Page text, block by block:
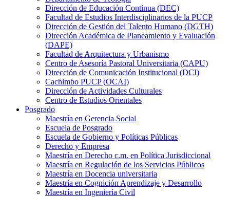
Dirección de Educación Continua (DEC)
Facultad de Estudios Interdisciplinarios de la PUCP
Dirección de Gestión del Talento Humano (DGTH)
Dirección Académica de Planeamiento y Evaluación
(DAPE)
Facultad de Arquitectura y Urbanismo
Centro de Asesoría Pastoral Universitaria (CAPU)
Dirección de Comunicación Institucional (DCI)
Cachimbo PUCP (OCAI)
Dirección de Actividades Culturales
Centro de Estudios Orientales
Posgrado
Maestría en Gerencia Social
Escuela de Posgrado
Escuela de Gobierno y Políticas Públicas
Derecho y Empresa
Maestría en Derecho c.m. en Política Jurisdiccional
Maestría en Regulación de los Servicios Públicos
Maestría en Docencia universitaria
Maestría en Cognición Aprendizaje y Desarrollo
Maestría en Ingeniería Civil